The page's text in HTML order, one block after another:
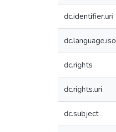
dc.identifier.uri
dc.language.iso
dc.rights
dc.rights.uri
dc.subject